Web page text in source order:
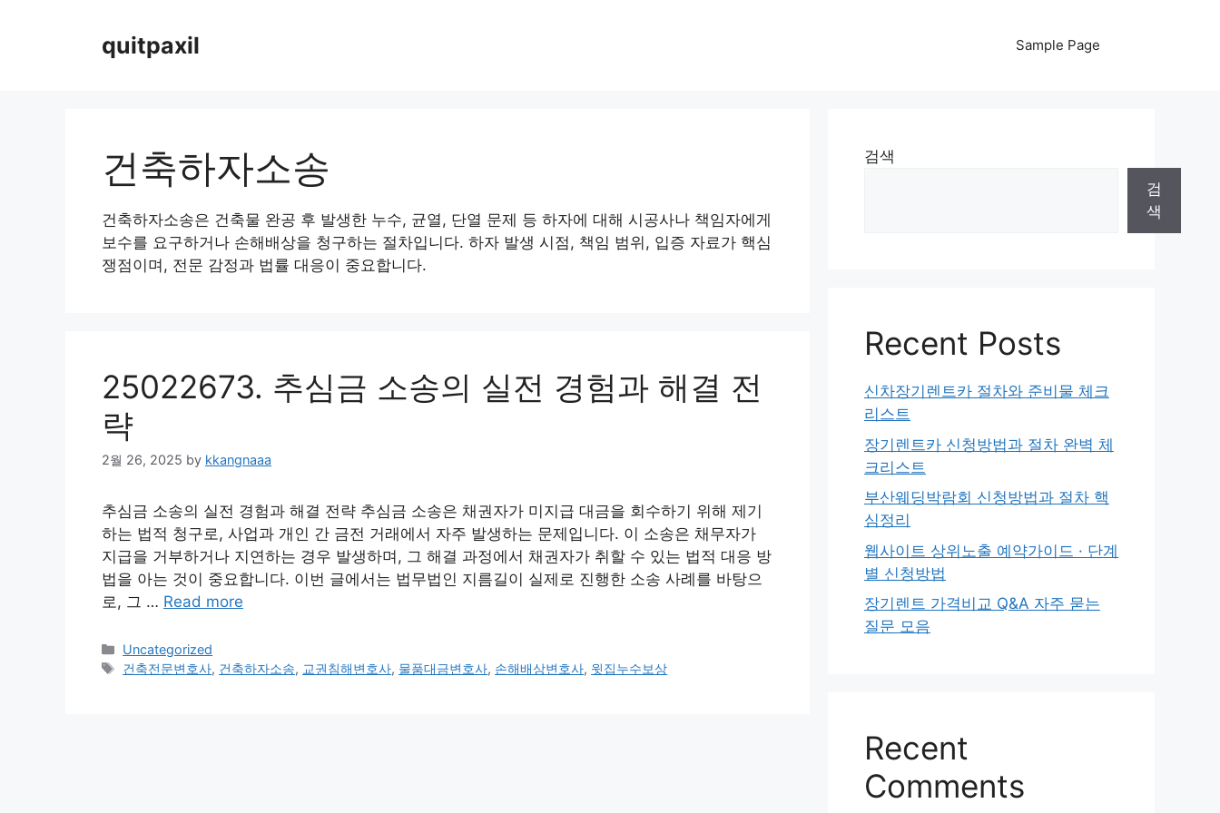
quitpaxil Sample Page
건축하자소송
건축하자소송은 건축물 완공 후 발생한 누수, 균열, 단열 문제 등 하자에 대해 시공사나 책임자에게
보수를 요구하거나 손해배상을 청구하는 절차입니다. 하자 발생 시점, 책임 범위, 입증 자료가 핵심
쟁점이며, 전문 감정과 법률 대응이 중요합니다.
25022673. 추심금 소송의 실전 경험과 해결 전
략
2월 26, 2025 by kkangnaaa
추심금 소송의 실전 경험과 해결 전략 추심금 소송은 채권자가 미지급 대금을 회수하기 위해 제기
하는 법적 청구로, 사업과 개인 간 금전 거래에서 자주 발생하는 문제입니다. 이 소송은 채무자가
지급을 거부하거나 지연하는 경우 발생하며, 그 해결 과정에서 채권자가 취할 수 있는 법적 대응 방
법을 아는 것이 중요합니다. 이번 글에서는 법무법인 지름길이 실제로 진행한 소송 사례를 바탕으
로, 그 … Read more
Categories
Uncategorized
Tags
건축전문변호사, 건축하자소송, 교권침해변호사, 물품대금변호사, 손해배상변호사, 윗집누수보상
검색
검
색
Recent Posts
신차장기렌트카 절차와 준비물 체크
리스트
장기렌트카 신청방법과 절차 완벽 체
크리스트
부산웨딩박람회 신청방법과 절차 핵
심정리
웹사이트 상위노출 예약가이드 · 단계
별 신청방법
장기렌트 가격비교 Q&A 자주 묻는
질문 모음
Recent
Comments